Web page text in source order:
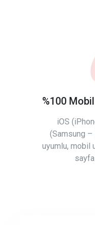
%100
iOS
(Samsung –
uyumlu, mobil